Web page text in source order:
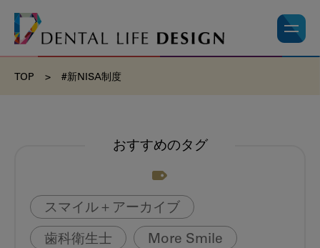
TOP > #新NISA制度
おすすめのタグ
スマイル＋アーカイブ
歯科衛生士 More Smile